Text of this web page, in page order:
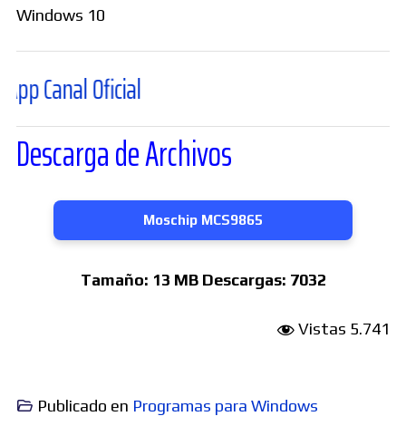
Windows 10
Oficial
Descarga de Archivos
Moschip MCS9865
Tamaño: 13 MB Descargas: 7032
Vistas 5.741
Publicado en Programas para Windows